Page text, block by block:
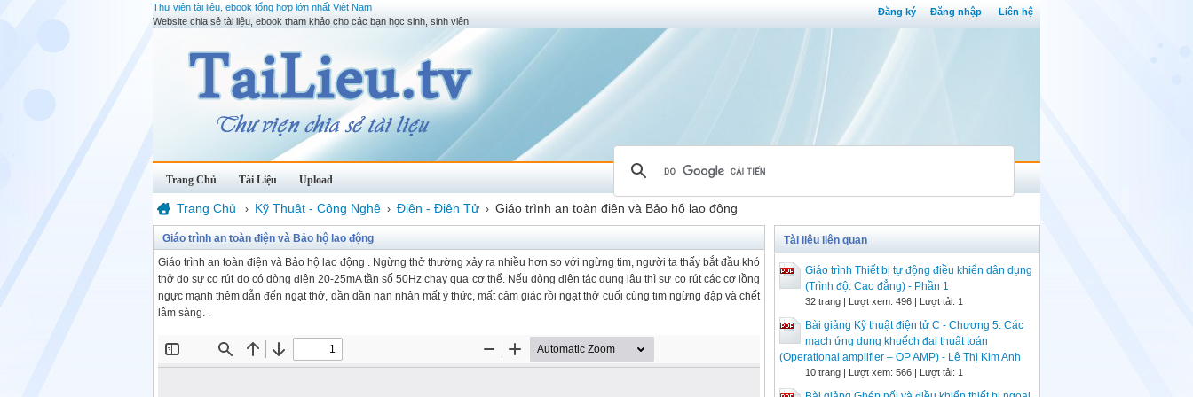
Đăng ký Đăng nhập Liên hệ
Thư viện tài liệu, ebook tổng hợp lớn nhất Việt Nam
Website chia sẻ tài liệu, ebook tham khảo cho các bạn học sinh, sinh viên
Trang Chủ Tài Liệu Upload
Trang Chủ › Kỹ Thuật - Công Nghệ › Điện - Điện Tử › Giáo trình an toàn điện và Bảo hộ lao động
Giáo trình an toàn điện và Bảo hộ lao động
Giáo trình an toàn điện và Bảo hộ lao động . Ngừng thở thường xảy ra nhiều hơn so với ngừng tim, người ta thấy bắt đầu khó
thở do sự co rút do có dòng điện 20-25mA tần số 50Hz chạy qua cơ thể. Nếu dòng điện tác dụng lâu thì sự co rút các cơ lồng
ngực mạnh thêm dẫn đến ngạt thở, dần dần nạn nhân mất ý thức, mất cảm giác rồi ngạt thở cuối cùng tim ngừng đập và chết
lâm sàng. .
Tài liệu liên quan
Giáo trình Thiết bị tự động điều khiển dân dụng
(Trình độ: Cao đẳng) - Phần 1
32 trang | Lượt xem: 496 | Lượt tải: 1
Bài giảng Kỹ thuật điện tử C - Chương 5: Các
mạch ứng dụng khuếch đại thuật toán
(Operational amplifier – OP AMP) - Lê Thị Kim Anh
10 trang | Lượt xem: 566 | Lượt tải: 1